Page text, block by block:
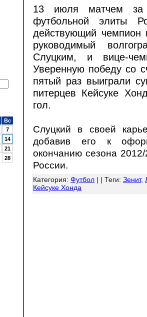
Вс
7
14
21
28
13 июля матчем за
футбольной элиты
действующий чемпион
руководимый
Слуцким, и вице-
Уверенную победу со
пятый раз выиграли
питерцев Кейсуке
гол.
Слуцкий в своей
добавив его к
окончанию сезона
России.
Категория: Футбол | | Теги: Зенит,
Кейсуке Хонда